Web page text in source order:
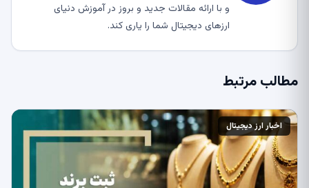
و با ارائه مقالات جدید و بروز در آموزش دنیای
ارزهای دیجیتال شما را یاری کند.
مطالب مرتبط
اخبار ارز دیجیتال